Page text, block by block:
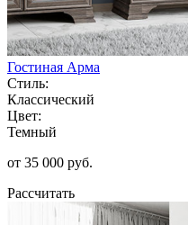
Гостиная Арма
Стиль:
Классический
Цвет:
Темный
от 35 000 руб.
Рассчитать